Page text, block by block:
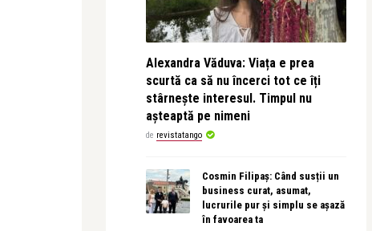
Alexandra Văduva: Viața e prea
scurtă ca să nu încerci tot ce îți
stârnește interesul. Timpul nu
așteaptă pe nimeni
de revistatango
Cosmin Filipaș: Când susții un
business curat, asumat,
lucrurile pur și simplu se așază
în favoarea ta